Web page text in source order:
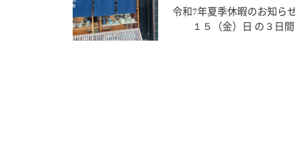
令和7年夏季休暇のお知
１５（金）日 の３日間